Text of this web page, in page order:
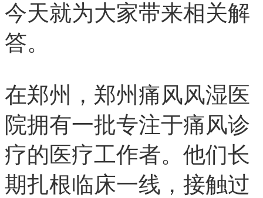
今天就为大家带来相关解
答。
在郑州，郑州痛风风湿医
院拥有一批专注于痛风诊
疗的医疗工作者。他们长
期扎根临床一线，接触过